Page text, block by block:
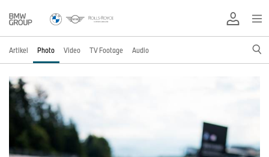
Artikel Photo Video TV Footage Audio